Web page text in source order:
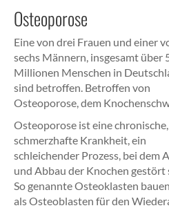
Osteoporose
Eine von drei Frauen und einer
sechs Männern, insgesamt über
Millionen Menschen in
sind betroffen. Betroffen von
Osteoporose, dem
Osteoporose ist eine
schmerzhafte Krankheit, ein
schleichender Prozess, bei dem
und Abbau der Knochen gestört
So genannte Osteoklasten
als Osteoblasten für den